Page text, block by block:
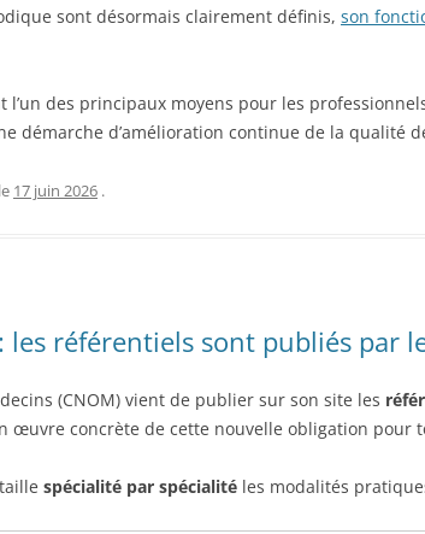
sont désormais clairement définis, son
l’un des principaux moyens pour les
démarche d’amélioration continue de la qualité
le 17 juin 2026 .
référentiels sont publiés par
(CNOM) vient de publier sur son site les
œuvre concrète de cette nouvelle obligation pour
spécialité par spécialité les modalités